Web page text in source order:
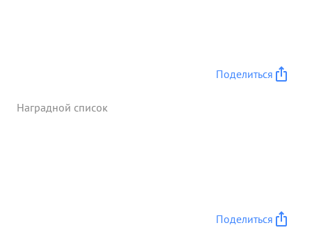
Поделиться
Наградной список
Поделиться